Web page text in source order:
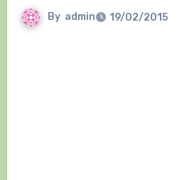
By admin 19/02/2015